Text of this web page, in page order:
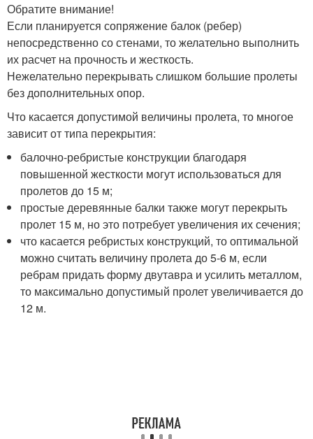
Обратите внимание!
Если планируется сопряжение балок (ребер)
непосредственно со стенами, то желательно выполнить
их расчет на прочность и жесткость.
Нежелательно перекрывать слишком большие пролеты
без дополнительных опор.
Что касается допустимой величины пролета, то многое
зависит от типа перекрытия:
балочно-ребристые конструкции благодаря
повышенной жесткости могут использоваться для
пролетов до 15 м;
простые деревянные балки также могут перекрыть
пролет 15 м, но это потребует увеличения их сечения;
что касается ребристых конструкций, то оптимальной
можно считать величину пролета до 5-6 м, если
ребрам придать форму двутавра и усилить металлом,
то максимально допустимый пролет увеличивается до
12 м.